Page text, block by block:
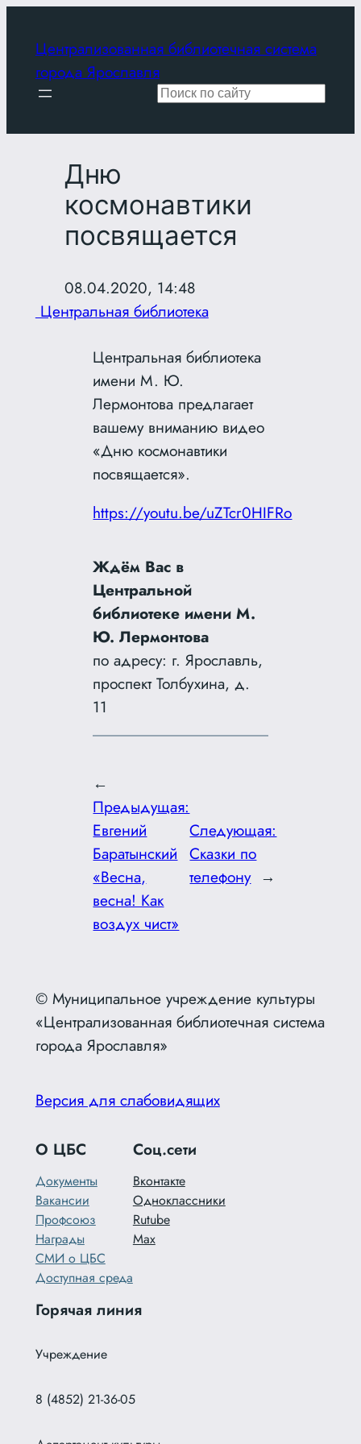
содержимому
Централизованная библиотечная система
города Ярославля
Поиск
Дню
космонавтики
посвящается
08.04.2020, 14:48
Центральная библиотека
Центральная библиотека
имени М. Ю.
Лермонтова предлагает
вашему вниманию видео
«Дню космонавтики
посвящается».
https://youtu.be/uZTcr0HIFRo
Ждём Вас в
Центральной
библиотеке имени М.
Ю. Лермонтова
по адресу: г. Ярославль,
проспект Толбухина, д.
11
←
Предыдущая:
Евгений
Баратынский
«Весна,
весна! Как
воздух чист»
Следующая:
Сказки по
телефону →
© Муниципальное учреждение культуры
«Централизованная библиотечная система
города Ярославля»
Версия для слабовидящих
О ЦБС
Документы
Вакансии
Профсоюз
Награды
СМИ о ЦБС
Доступная среда
Соц.сети
Вконтакте
Одноклассники
Rutube
Max
Горячая линия
Учреждение
8 (4852) 21-36-05